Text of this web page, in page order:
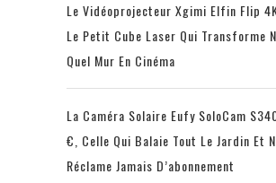
Le Vidéoprojecteur Xgimi Elfin Flip
Le Petit Cube Laser Qui Transforme
Quel Mur En Cinéma
La Caméra Solaire Eufy SoloCam
€, Celle Qui Balaie Tout Le Jardin Et
Réclame Jamais D’abonnement